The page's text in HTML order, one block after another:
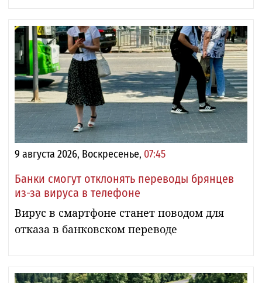
9 августа 2026, Воскресенье, 07:45
Банки смогут отклонять переводы брянцев
из-за вируса в телефоне
Вирус в смартфоне станет поводом для
отказа в банковском переводе